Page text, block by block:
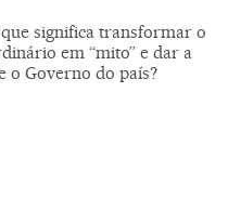
significa transformar o
em “mito” e dar a
o Governo do país?